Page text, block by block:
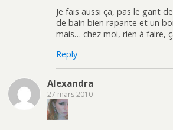
Je fais aussi ça, pas le gant
de bain bien rapante et un
mais… chez moi, rien à faire,
Reply
Alexandra
27 mars 2010